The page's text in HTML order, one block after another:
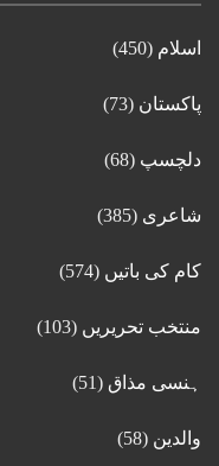
اسلام (450)
پاکستان (73)
دلچسپ (68)
شاعری (385)
کام کی باتیں (574)
منتخب تحریریں (103)
ہنسی مذاق (51)
والدین (58)